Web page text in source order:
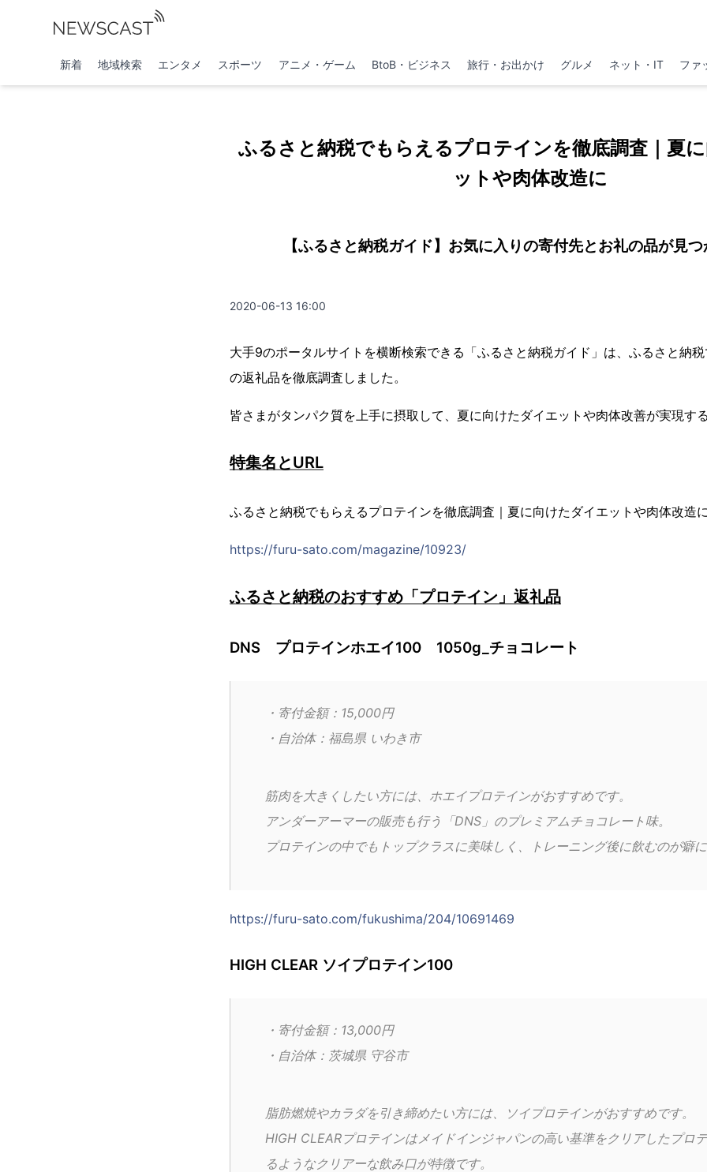
新着 地域検索 エンタメ スポーツ アニメ・ゲーム BtoB・ビジネス 旅行・お出かけ グルメ ネット・IT ファ
ふるさと納税でもらえるプロテインを徹底調査｜夏
ットや肉体改造に
【ふるさと納税ガイド】お気に入りの寄付先とお礼の品が見つ
2020-06-13 16:00
大手9のポータルサイトを横断検索できる「ふるさと納税ガイド」は、ふるさと納
の返礼品を徹底調査しました。
皆さまがタンパク質を上手に摂取して、夏に向けたダイエットや肉体改善が実現す
特集名とURL
ふるさと納税でもらえるプロテインを徹底調査｜夏に向けたダイエットや肉体改造
https://furu-sato.com/magazine/10923/
ふるさと納税のおすすめ「プロテイン」返礼品
DNS プロテインホエイ100 1050g_チョコレート
・寄付金額：15,000円
・自治体：福島県 いわき市
筋肉を大きくしたい方には、ホエイプロテインがおすすめです。
アンダーアーマーの販売も行う「DNS」のプレミアムチョコレート味。
プロテインの中でもトップクラスに美味しく、トレーニング後に飲むのが癖に
https://furu-sato.com/fukushima/204/10691469
HIGH CLEAR ソイプロテイン100
・寄付金額：13,000円
・自治体：茨城県 守谷市
脂肪燃焼やカラダを引き締めたい方には、ソイプロテインがおすすめです。
HIGH CLEARプロテインはメイドインジャパンの高い基準をクリアしたプロ
るようなクリアーな飲み口が特徴です。